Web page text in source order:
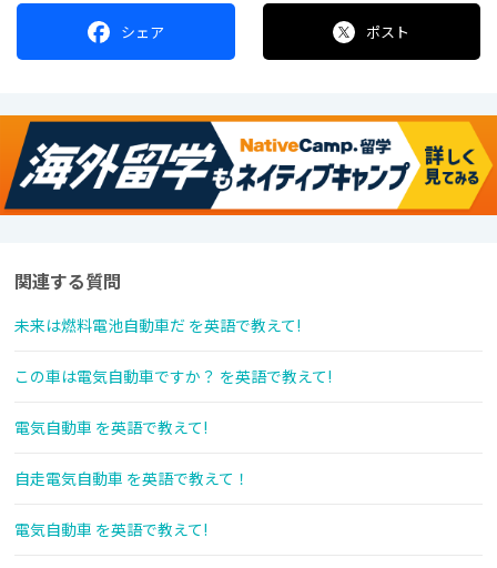
シェア ポスト
関連する質問
未来は燃料電池自動車だ を英語で教えて!
この車は電気自動車ですか？ を英語で教えて!
電気自動車 を英語で教えて!
自走電気自動車 を英語で教えて！
電気自動車 を英語で教えて!